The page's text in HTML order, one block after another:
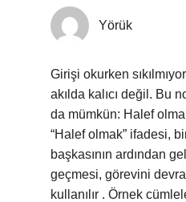
Yörük
Girişi okurken
akılda kalıcı değil. Bu
da mümkün: Halef
“Halef olmak” ifadesi,
başkasının ardından
geçmesi, görevini
kullanılır . Örnek